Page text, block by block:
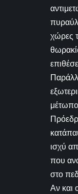
χώρες
ισχύ
που
στο
Αν και